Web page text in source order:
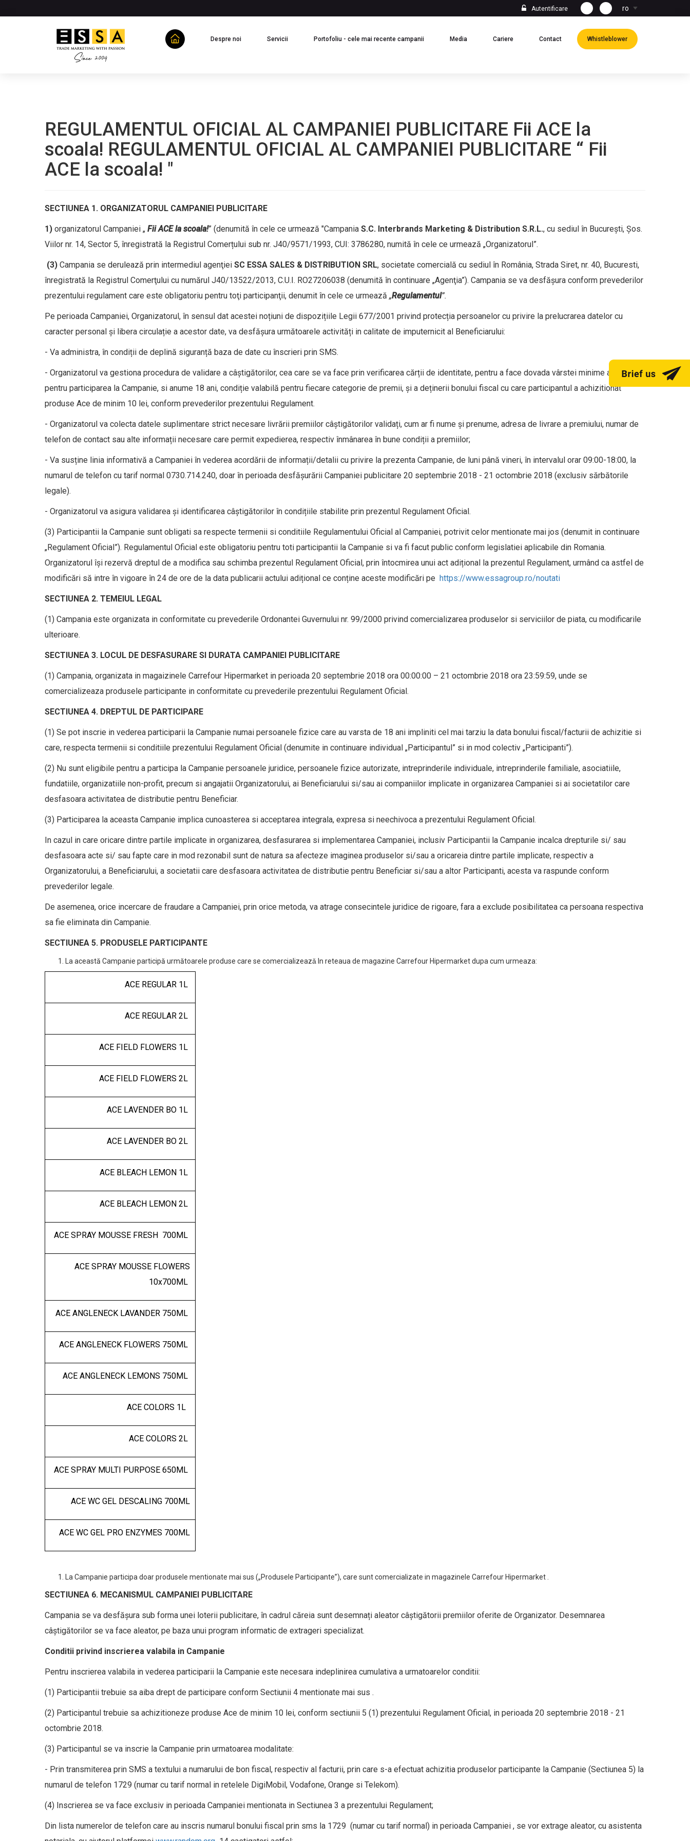
Autentificare ro
Despre noi(current) Servicii(current) Portofoliu - cele mai recente campanii(current) Media(current) Cariere(current) Contact(current) Whistleblower(current)
REGULAMENTUL OFICIAL AL CAMPANIEI PUBLICITARE Fii ACE la
scoala! REGULAMENTUL OFICIAL AL CAMPANIEI PUBLICITARE “ Fii
ACE la scoala! "
SECTIUNEA 1. ORGANIZATORUL CAMPANIEI PUBLICITARE
1) organizatorul Campaniei „ Fii ACE la scoala!” (denumită în cele ce urmează "Campania S.C. Interbrands Marketing & Distribution S.R.L., cu sediul în București, Șos.
Viilor nr. 14, Sector 5, înregistrată la Registrul Comerțului sub nr. J40/9571/1993, CUI: 3786280, numită în cele ce urmează „Organizatorul”.
(3) Campania se derulează prin intermediul agenţiei SC ESSA SALES & DISTRIBUTION SRL, societate comercială cu sediul în România, Strada Siret, nr. 40, Bucuresti,
înregistrată la Registrul Comerţului cu numărul J40/13522/2013, C.U.I. RO27206038 (denumită în continuare „Agenţia”). Campania se va desfăşura conform prevederilor
prezentului regulament care este obligatoriu pentru toţi participanţii, denumit în cele ce urmează „Regulamentul”.
Pe perioada Campaniei, Organizatorul, în sensul dat acestei noțiuni de dispozițiile Legii 677/2001 privind protecția persoanelor cu privire la prelucrarea datelor cu
caracter personal și libera circulație a acestor date, va desfășura următoarele activități in calitate de imputernicit al Beneficiarului:
- Va administra, în condiții de deplină siguranță baza de date cu înscrieri prin SMS.
- Organizatorul va gestiona procedura de validare a câștigătorilor, cea care se va face prin verificarea cărții de identitate, pentru a face dovada vârstei minime admise
pentru participarea la Campanie, si anume 18 ani, condiție valabilă pentru fiecare categorie de premii, și a deținerii bonului fiscal cu care participantul a achizitionat
produse Ace de minim 10 lei, conform prevederilor prezentului Regulament.
- Organizatorul va colecta datele suplimentare strict necesare livrării premiilor câștigătorilor validați, cum ar fi nume și prenume, adresa de livrare a premiului, numar de
telefon de contact sau alte informații necesare care permit expedierea, respectiv înmânarea în bune condiții a premiilor;
- Va susține linia informativă a Campaniei în vederea acordării de informații/detalii cu privire la prezenta Campanie, de luni până vineri, în intervalul orar 09:00-18:00, la
numarul de telefon cu tarif normal 0730.714.240, doar în perioada desfășurării Campaniei publicitare 20 septembrie 2018 - 21 octombrie 2018 (exclusiv sărbătorile
legale).
- Organizatorul va asigura validarea și identificarea câștigătorilor în condițiile stabilite prin prezentul Regulament Oficial.
(3) Participantii la Campanie sunt obligati sa respecte termenii si conditiile Regulamentului Oficial al Campaniei, potrivit celor mentionate mai jos (denumit in continuare
„Regulament Oficial”). Regulamentul Oficial este obligatoriu pentru toti participantii la Campanie si va fi facut public conform legislatiei aplicabile din Romania.
Organizatorul îşi rezervă dreptul de a modifica sau schimba prezentul Regulament Oficial, prin întocmirea unui act adițional la prezentul Regulament, urmând ca astfel de
modificări să intre în vigoare în 24 de ore de la data publicarii actului adițional ce conține aceste modificări pe https://www.essagroup.ro/noutati
SECTIUNEA 2. TEMEIUL LEGAL
(1) Campania este organizata in conformitate cu prevederile Ordonantei Guvernului nr. 99/2000 privind comercializarea produselor si serviciilor de piata, cu modificarile
ulterioare.
SECTIUNEA 3. LOCUL DE DESFASURARE SI DURATA CAMPANIEI PUBLICITARE
(1) Campania, organizata in magaizinele Carrefour Hipermarket in perioada 20 septembrie 2018 ora 00:00:00 – 21 octombrie 2018 ora 23:59:59, unde se
comercializeaza produsele participante in conformitate cu prevederile prezentului Regulament Oficial.
SECTIUNEA 4. DREPTUL DE PARTICIPARE
(1) Se pot inscrie in vederea participarii la Campanie numai persoanele fizice care au varsta de 18 ani impliniti cel mai tarziu la data bonului fiscal/facturii de achizitie si
care, respecta termenii si conditiile prezentului Regulament Oficial (denumite in continuare individual „Participantul” si in mod colectiv „Participanti”).
(2) Nu sunt eligibile pentru a participa la Campanie persoanele juridice, persoanele fizice autorizate, intreprinderile individuale, intreprinderile familiale, asociatiile,
fundatiile, organizatiile non-profit, precum si angajatii Organizatorului, ai Beneficiarului si/sau ai companiilor implicate in organizarea Campaniei si ai societatilor care
desfasoara activitatea de distributie pentru Beneficiar.
(3) Participarea la aceasta Campanie implica cunoasterea si acceptarea integrala, expresa si neechivoca a prezentului Regulament Oficial.
In cazul in care oricare dintre partile implicate in organizarea, desfasurarea si implementarea Campaniei, inclusiv Participantii la Campanie incalca drepturile si/ sau
desfasoara acte si/ sau fapte care in mod rezonabil sunt de natura sa afecteze imaginea produselor si/sau a oricareia dintre partile implicate, respectiv a
Organizatorului, a Beneficiarului, a societatii care desfasoara activitatea de distributie pentru Beneficiar si/sau a altor Participanti, acesta va raspunde conform
prevederilor legale.
De asemenea, orice incercare de fraudare a Campaniei, prin orice metoda, va atrage consecintele juridice de rigoare, fara a exclude posibilitatea ca persoana respectiva
sa fie eliminata din Campanie.
SECTIUNEA 5. PRODUSELE PARTICIPANTE
La această Campanie participă următoarele produse care se comercializeazǎ In reteaua de magazine Carrefour Hipermarket dupa cum urmeaza:
ACE REGULAR 1L
ACE REGULAR 2L
ACE FIELD FLOWERS 1L
ACE FIELD FLOWERS 2L
ACE LAVENDER BO 1L
ACE LAVENDER BO 2L
ACE BLEACH LEMON 1L
ACE BLEACH LEMON 2L
ACE SPRAY MOUSSE FRESH 700ML
ACE SPRAY MOUSSE FLOWERS
10x700ML
ACE ANGLENECK LAVANDER 750ML
ACE ANGLENECK FLOWERS 750ML
ACE ANGLENECK LEMONS 750ML
ACE COLORS 1L
ACE COLORS 2L
ACE SPRAY MULTI PURPOSE 650ML
ACE WC GEL DESCALING 700ML
ACE WC GEL PRO ENZYMES 700ML
La Campanie participa doar produsele mentionate mai sus („Produsele Participante”), care sunt comercializate in magazinele Carrefour Hipermarket .
SECTIUNEA 6. MECANISMUL CAMPANIEI PUBLICITARE
Campania se va desfășura sub forma unei loterii publicitare, în cadrul căreia sunt desemnați aleator câștigătorii premiilor oferite de Organizator. Desemnarea
câștigătorilor se va face aleator, pe baza unui program informatic de extrageri specializat.
Conditii privind inscrierea valabila in Campanie
Pentru inscrierea valabila in vederea participarii la Campanie este necesara indeplinirea cumulativa a urmatoarelor conditii:
(1) Participantii trebuie sa aiba drept de participare conform Sectiunii 4 mentionate mai sus .
(2) Participantul trebuie sa achizitioneze produse Ace de minim 10 lei, conform sectiunii 5 (1) prezentului Regulament Oficial, in perioada 20 septembrie 2018 - 21
octombrie 2018.
(3) Participantul se va inscrie la Campanie prin urmatoarea modalitate:
- Prin transmiterea prin SMS a textului a numarului de bon fiscal, respectiv al facturii, prin care s-a efectuat achizitia produselor participante la Campanie (Sectiunea 5) la
numarul de telefon 1729 (numar cu tarif normal in retelele DigiMobil, Vodafone, Orange si Telekom).
(4) Inscrierea se va face exclusiv in perioada Campaniei mentionata in Sectiunea 3 a prezentului Regulament;
Din lista numerelor de telefon care au inscris numarul bonului fiscal prin sms la 1729 (numar cu tarif normal) in perioada Campaniei , se vor extrage aleator, cu asistenta